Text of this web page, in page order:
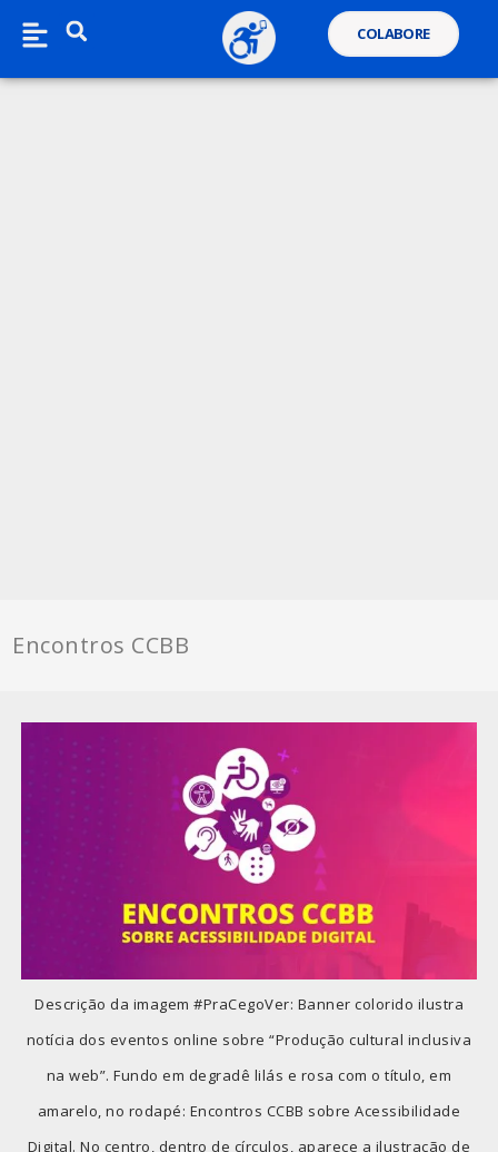
COLABORE
Encontros CCBB
Descrição da imagem #PraCegoVer: Banner colorido ilustra
notícia dos eventos online sobre “Produção cultural inclusiva
na web”. Fundo em degradê lilás e rosa com o título, em
amarelo, no rodapé: Encontros CCBB sobre Acessibilidade
Digital. No centro, dentro de círculos, aparece a ilustração de